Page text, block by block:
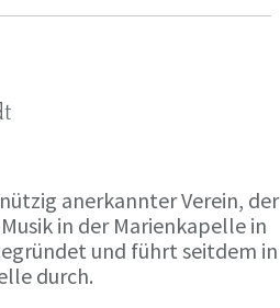
anerkannter Verein, der
in der Marienkapelle in
und führt seitdem in
durch.